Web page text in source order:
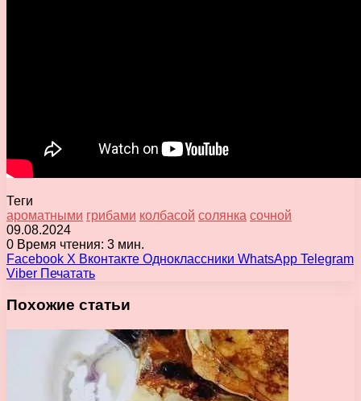
Теги
ароматными грибами колбасой солянка сочной
09.08.2024
0 Время чтения: 3 мин.
Facebook X Вконтакте Одноклассники WhatsApp Telegram
Viber Печатать
Похожие статьи